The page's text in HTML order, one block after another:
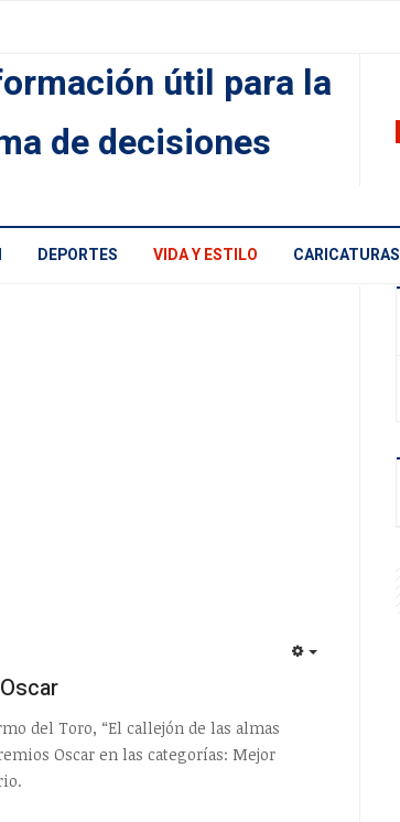
útil para la
de decisiones
DEPORTES VIDA Y ESTILO CARICATURAS
del Toro, “El callejón de las almas
Oscar en las categorías: Mejor